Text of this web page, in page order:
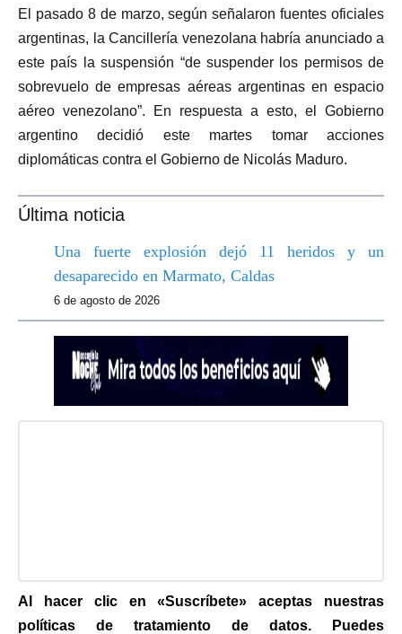
El pasado 8 de marzo, según señalaron fuentes oficiales
argentinas, la Cancillería venezolana habría anunciado a
este país la suspensión “de suspender los permisos de
sobrevuelo de empresas aéreas argentinas en espacio
aéreo venezolano”. En respuesta a esto, el Gobierno
argentino decidió este martes tomar acciones
diplomáticas contra el Gobierno de Nicolás Maduro.
Última noticia
Una fuerte explosión dejó 11 heridos y un
desaparecido en Marmato, Caldas
6 de agosto de 2026
Al hacer clic en «Suscríbete» aceptas nuestras
políticas de tratamiento de datos. Puedes